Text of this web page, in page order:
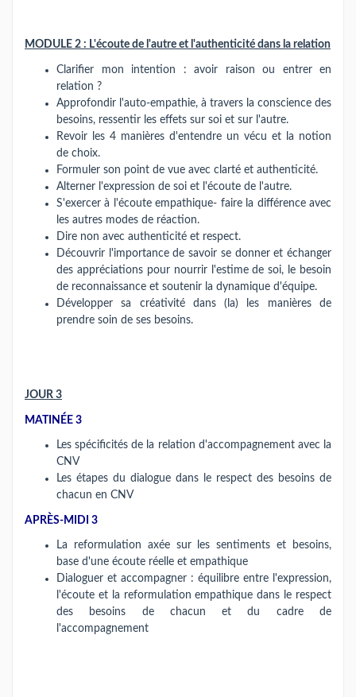
MODULE 2 : L'écoute de l'autre et l'authenticité dans la relation
Clarifier mon intention : avoir raison ou entrer en
relation ?
Approfondir l'auto-empathie, à travers la conscience des
besoins, ressentir les effets sur soi et sur l'autre.
Revoir les 4 manières d'entendre un vécu et la notion
de choix.
Formuler son point de vue avec clarté et authenticité.
Alterner l'expression de soi et l'écoute de l'autre.
S'exercer à l'écoute empathique- faire la différence avec
les autres modes de réaction.
Dire non avec authenticité et respect.
Découvrir l'importance de savoir se donner et échanger
des appréciations pour nourrir l'estime de soi, le besoin
de reconnaissance et soutenir la dynamique d'équipe.
Développer sa créativité dans (la) les manières de
prendre soin de ses besoins.
JOUR 3
MATINÉE 3
Les spécificités de la relation d'accompagnement avec la
CNV
Les étapes du dialogue dans le respect des besoins de
chacun en CNV
APRÈS-MIDI 3
La reformulation axée sur les sentiments et besoins,
base d'une écoute réelle et empathique
Dialoguer et accompagner : équilibre entre l'expression,
l'écoute et la reformulation empathique dans le respect
des besoins de chacun et du cadre de
l'accompagnement